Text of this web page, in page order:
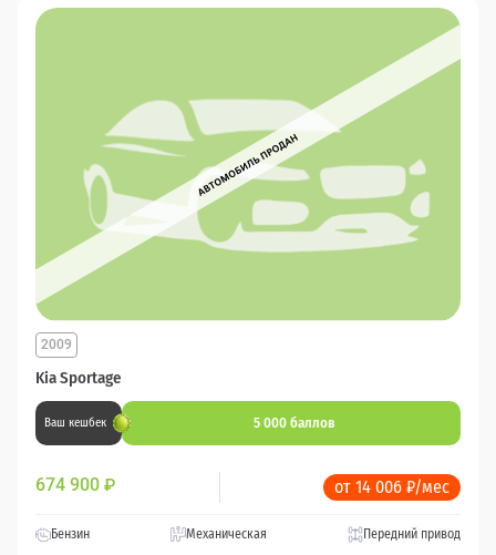
Kia Sportage
2009
Ваш кешбек 5 000 баллов
674 900 ₽ от 14 006 ₽/мес
Бензин Механическая Передний привод